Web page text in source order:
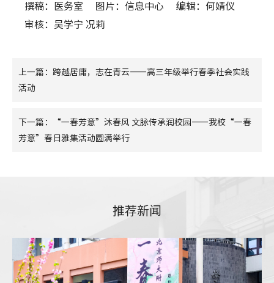
撰稿：医务室 图片：信息中心
编辑：何婧仪
审核：吴学宁 况莉
上一篇：跨越居庸，志在青云——高三年级举行春季社会实践
活动
下一篇：“一春芳意”沐春风 文脉传承润校园——我校“一春
芳意”春日雅集活动圆满举行
推荐新闻